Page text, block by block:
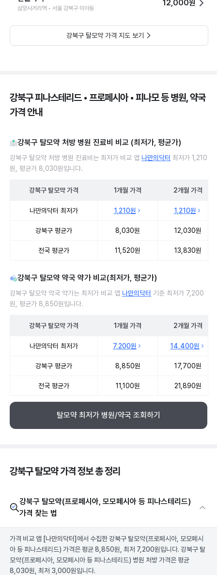
삼양사거리역 • 서울 강북구 미아동
12,000원
강북구 탈모약 가격 지도 보기
강북구 피나스테리드 • 프로페시아 • 피나모 등 병원, 약국
가격 안내
강북구 탈모약 처방 병원 진료비 비교 (최저가, 평균가)
강북구 탈모약 처방 병원 진료비는 최저가 비교 앱 나만의닥터 최저가 1,210
원, 평균가 8,030원입니다.
강북구 탈모약가격 1개월 가격 2개월 가격
나만의닥터 최저가 1,210원 1,210원
강북구 평균가 8,030원 12,030원
전국 평균가 11,520원 13,830원
강북구 탈모약 약국 약가 비교(최저가, 평균가)
강북구 탈모약 약국 약가는 최저가 비교 앱 나만의닥터 기준 최저가 7,200
원, 평균가 8,850원입니다.
강북구 탈모약가격 1개월 가격 2개월 가격
나만의닥터 최저가 7,200원 14,400원
강북구 평균가 8,850원 17,700원
전국 평균가 11,100원 21,890원
탈모약 최저가 병원/약국 조회하기
강북구 탈모약 가격 정보 총 정리
강북구 탈모약(프로페시아, 모모페시아 등 피나스테리드)
가격 찾는 법
가격 비교 앱 [나만의닥터] 에서 수집한 강북구 탈모약(프로페시아, 모모페시
아 등 피나스테리드) 가격은 평균 8,850원, 최저 7,200원입니다. 강북구 탈
모약(프로페시아, 모모페시아 등 피나스테리드) 병원 처방 가격은 평균
8,030원, 최저 3,000원입니다.